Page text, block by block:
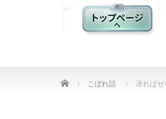
Home こぼれ話 遅れば